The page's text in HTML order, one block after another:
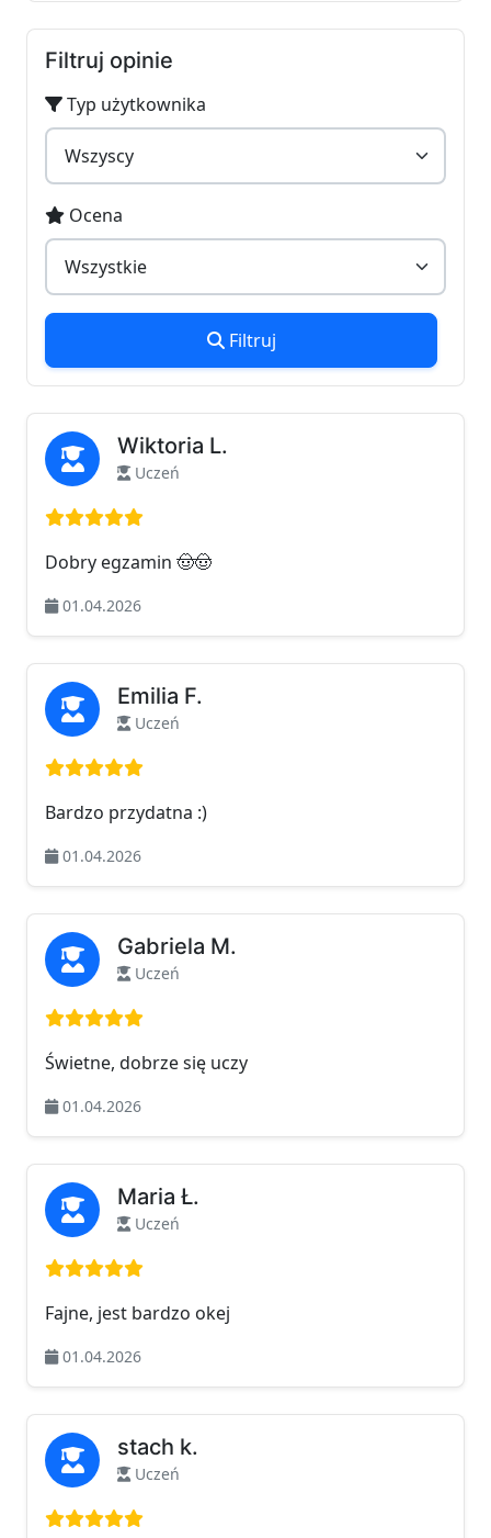
Filtruj opinie
Typ użytkownika
Ocena
Filtruj
Wiktoria L.
Uczeń
Ocena: 5 na 5
Dobry egzamin 🤠🤠
01.04.2026
Emilia F.
Uczeń
Ocena: 5 na 5
Bardzo przydatna :)
01.04.2026
Gabriela M.
Uczeń
Ocena: 5 na 5
Świetne, dobrze się uczy
01.04.2026
Maria Ł.
Uczeń
Ocena: 5 na 5
Fajne, jest bardzo okej
01.04.2026
stach k.
Uczeń
Ocena: 5 na 5